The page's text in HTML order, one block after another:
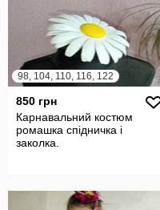
98, 104, 110, 116, 122
850 грн
Карнавальний костюм
ромашка спідничка і
заколка.